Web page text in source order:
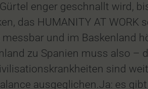
enger geschnallt wird,
das HUMANITY AT WORK
und im Baskenland
zu Spanien muss also –
sind
ausgeglichen.Ja: es